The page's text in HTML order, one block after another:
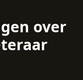
over